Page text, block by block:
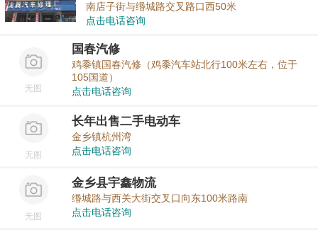
南店子街与缗城路交叉路口西50米
点击电话咨询
无图
国春汽修
鸡黍镇国春汽修（鸡黍汽车站北行100米左右，位于
105国道）
点击电话咨询
无图
长年出售二手电动车
金乡镇杭州湾
点击电话咨询
无图
金乡县宇鑫物流
缗城路与西关大街交叉口向东100米路南
点击电话咨询